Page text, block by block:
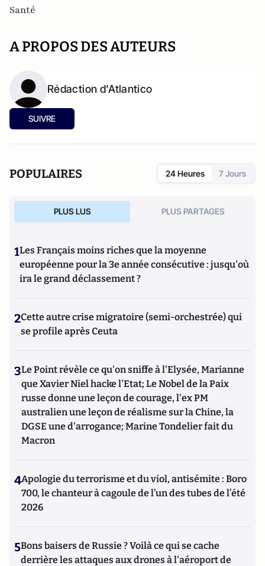
Santé
A PROPOS DES AUTEURS
Rédaction d'Atlantico
SUIVRE
POPULAIRES 24 Heures 7 Jours
PLUS LUS PLUS PARTAGES
1Les Français moins riches que la moyenne
européenne pour la 3e année consécutive : jusqu'où
ira le grand déclassement ?
2Cette autre crise migratoire (semi-orchestrée) qui
se profile après Ceuta
3Le Point révèle ce qu'on sniffe à l'Elysée, Marianne
que Xavier Niel hacke l'Etat; Le Nobel de la Paix
russe donne une leçon de courage, l'ex PM
australien une leçon de réalisme sur la Chine, la
DGSE une d'arrogance; Marine Tondelier fait du
Macron
4Apologie du terrorisme et du viol, antisémite : Boro
700, le chanteur à cagoule de l’un des tubes de l’été
2026
5Bons baisers de Russie ? Voilà ce qui se cache
derrière les attaques aux drones à l'aéroport de